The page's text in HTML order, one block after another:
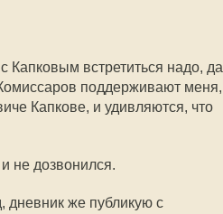
встретиться надо, да
поддерживают меня,
Капкове, и удивляются, что
не дозвонился.
дневник же публикую с